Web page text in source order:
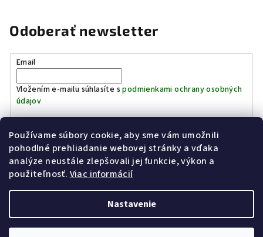
Používame súbory cookie, aby sme vám umožnili
pohodlné prehliadanie webovej stránky a vďaka
analýze neustále zlepšovali jej funkcie, výkon a
použiteľnosť. Viac informácií
Nastavenie
Odoberať newsletter
Email
Vložením e-mailu súhlasíte spodmienkami ochrany osobných
údajov
Prihlásiť sa
Kinostrelnica Páleník